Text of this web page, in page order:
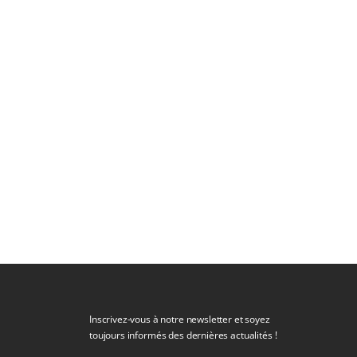
Inscrivez-vous à notre newsletter et soyez
toujours informés des dernières actualités !